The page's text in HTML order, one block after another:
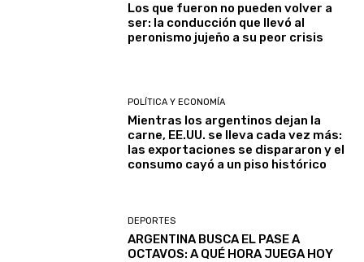
Los que fueron no pueden volver a
ser: la conducción que llevó al
peronismo jujeño a su peor crisis
POLÍTICA Y ECONOMÍA
Mientras los argentinos dejan la
carne, EE.UU. se lleva cada vez más:
las exportaciones se dispararon y el
consumo cayó a un piso histórico
DEPORTES
ARGENTINA BUSCA EL PASE A
OCTAVOS: A QUÉ HORA JUEGA HOY